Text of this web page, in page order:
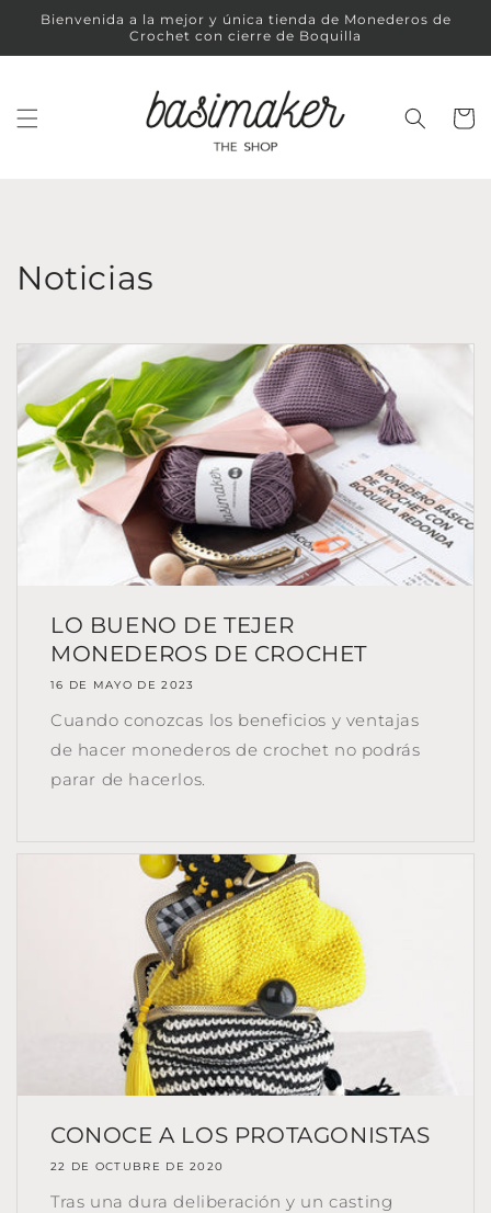
directamente
Bienvenida a la mejor y única tienda de Monederos de
Crochet con cierre de Boquilla
Carrito
Noticias
LO BUENO DE TEJER
MONEDEROS DE CROCHET
16 DE MAYO DE 2023
Cuando conozcas los beneficios y ventajas
de hacer monederos de crochet no podrás
parar de hacerlos.
CONOCE A LOS PROTAGONISTAS
22 DE OCTUBRE DE 2020
Tras una dura deliberación y un casting